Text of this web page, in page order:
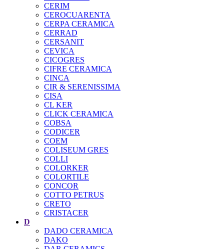
CERIM
CEROCUARENTA
CERPA CERAMICA
CERRAD
CERSANIT
CEVICA
CICOGRES
CIFRE CERAMICA
CINCA
CIR & SERENISSIMA
CISA
CL KER
CLICK CERAMICA
COBSA
CODICER
COEM
COLISEUM GRES
COLLI
COLORKER
COLORTILE
CONCOR
COTTO PETRUS
CRETO
CRISTACER
D
DADO CERAMICA
DAKO